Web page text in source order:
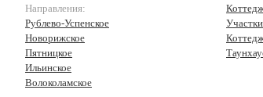
Направления:
Рублево-Успенское
Новорижское
Пятницкое
Ильинское
Волоколамское
Участки